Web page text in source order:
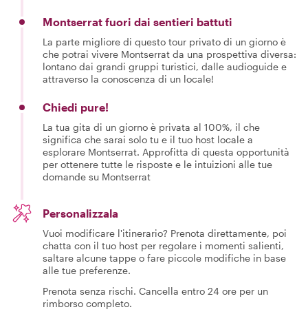
Montserrat fuori dai sentieri battuti
La parte migliore di questo tour privato di un giorno è
che potrai vivere Montserrat da una prospettiva diversa:
lontano dai grandi gruppi turistici, dalle audioguide e
attraverso la conoscenza di un locale!
Chiedi pure!
La tua gita di un giorno è privata al 100%, il che
significa che sarai solo tu e il tuo host locale a
esplorare Montserrat. Approfitta di questa opportunità
per ottenere tutte le risposte e le intuizioni alle tue
domande su Montserrat
Personalizzala
Vuoi modificare l'itinerario? Prenota direttamente, poi
chatta con il tuo host per regolare i momenti salienti,
saltare alcune tappe o fare piccole modifiche in base
alle tue preferenze.
Prenota senza rischi. Cancella entro 24 ore per un
rimborso completo.